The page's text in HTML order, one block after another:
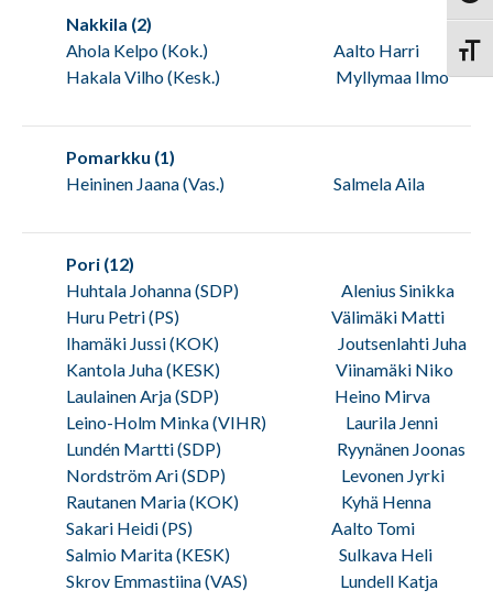
Nakkila (2)
Ahola Kelpo (Kok.) Aalto Harri
Hakala Vilho (Kesk.) Myllymaa Ilmo
Pomarkku (1)
Heininen Jaana (Vas.) Salmela Aila
Pori (12)
Huhtala Johanna (SDP) Alenius Sinikka
Huru Petri (PS) Välimäki Matti
Ihamäki Jussi (KOK) Joutsenlahti Juha
Kantola Juha (KESK) Viinamäki Niko
Laulainen Arja (SDP) Heino Mirva
Leino-Holm Minka (VIHR) Laurila Jenni
Lundén Martti (SDP) Ryynänen Joonas
Nordström Ari (SDP) Levonen Jyrki
Rautanen Maria (KOK) Kyhä Henna
Sakari Heidi (PS) Aalto Tomi
Salmio Marita (KESK) Sulkava Heli
Skrov Emmastiina (VAS) Lundell Katja